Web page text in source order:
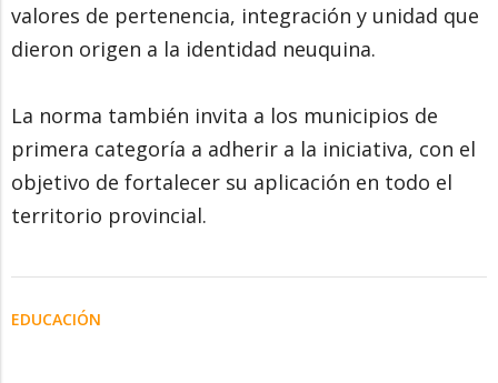
valores de pertenencia, integración y unidad que
dieron origen a la identidad neuquina.
La norma también invita a los municipios de
primera categoría a adherir a la iniciativa, con el
objetivo de fortalecer su aplicación en todo el
territorio provincial.
EDUCACIÓN